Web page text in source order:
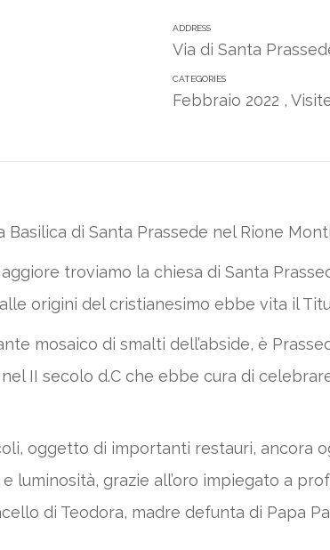
ADDRESS
Via di Santa
CATEGORIES
Febbraio 2022 ,
di Santa Prassede nel Rione
troviamo la chiesa di Santa
origini del cristianesimo ebbe vita il
mosaico di smalti dell’abside, è
II secolo d.C che ebbe cura di
oggetto di importanti restauri, ancora
luminosità, grazie all’oro impiegato a
di Teodora, madre defunta di Papa